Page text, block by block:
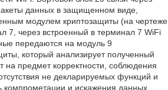
данных в защищенном виде,
модулем криптозащиты (на чертеже
7, через встроенный в терминал 7 WiFi
передаются на модуль 9
который анализирует полученный
предмет корректности, соблюдения
не декларируемых функций и
компрометации и искажения данных,